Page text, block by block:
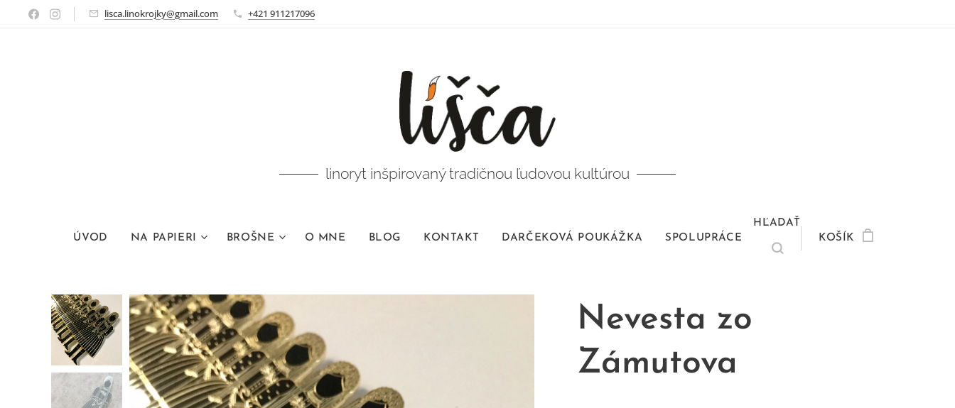
lisca.linokrojky@gmail.com +421 911217096
linoryt inšpirovaný tradičnou ľudovou kultúrou
ÚVOD NA PAPIERI BROŠNE O MNE BLOG KONTAKT DARČEKOVÁ POUKÁŽKA SPOLUPRÁCE
HĽADAŤ
KOŠÍK
Nevesta zo
Zámutova